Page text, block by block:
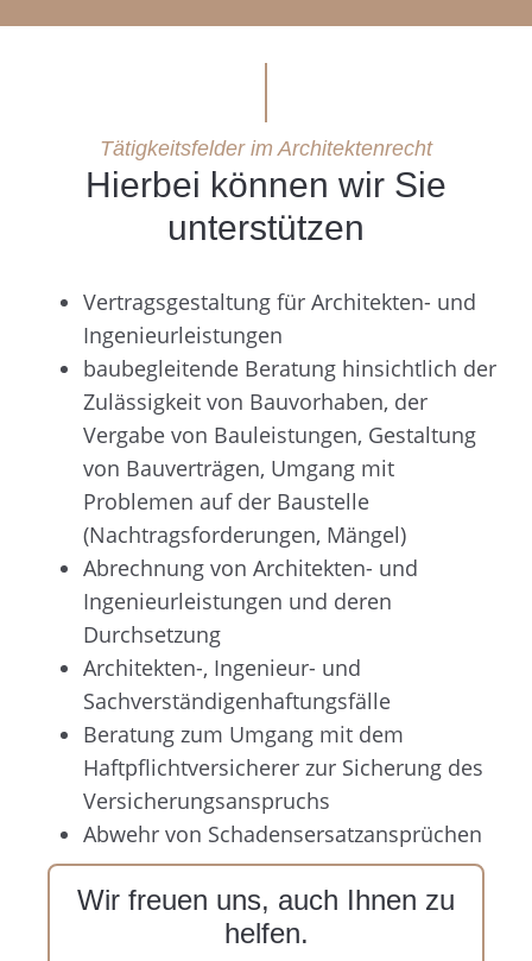
Tätigkeitsfelder im Architektenrecht
Hierbei können wir Sie
unterstützen
Vertragsgestaltung für Architekten- und
Ingenieurleistungen
baubegleitende Beratung hinsichtlich der
Zulässigkeit von Bauvorhaben, der
Vergabe von Bauleistungen, Gestaltung
von Bauverträgen, Umgang mit
Problemen auf der Baustelle
(Nachtragsforderungen, Mängel)
Abrechnung von Architekten- und
Ingenieurleistungen und deren
Durchsetzung
Architekten-, Ingenieur- und
Sachverständigenhaftungsfälle
Beratung zum Umgang mit dem
Haftpflichtversicherer zur Sicherung des
Versicherungsanspruchs
Abwehr von Schadensersatzansprüchen
Wir freuen uns, auch Ihnen zu
helfen.